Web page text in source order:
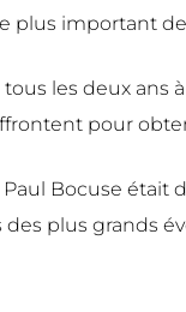
plus important
les deux ans
pour
Paul Bocuse était
des plus grands